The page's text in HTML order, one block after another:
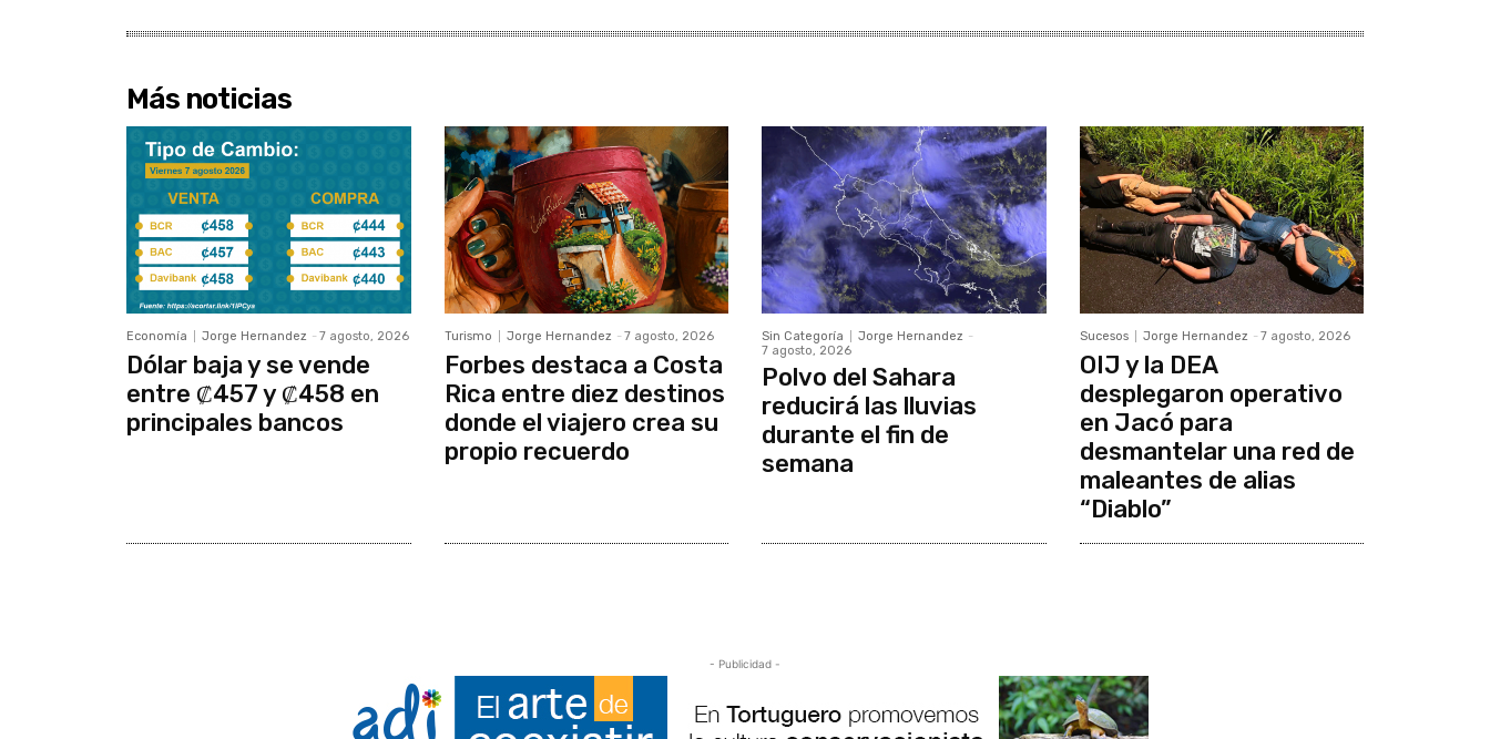
Más noticias
Economía Jorge Hernandez - 7 agosto, 2026
Dólar baja y se vende
entre ₡457 y ₡458 en
principales bancos
Turismo Jorge Hernandez - 7 agosto, 2026
Forbes destaca a Costa
Rica entre diez destinos
donde el viajero crea su
propio recuerdo
Sin Categoría Jorge Hernandez -
7 agosto, 2026
Polvo del Sahara
reducirá las lluvias
durante el fin de
semana
Sucesos Jorge Hernandez - 7 agosto, 2026
OIJ y la DEA
desplegaron operativo
en Jacó para
desmantelar una red de
maleantes de alias
“Diablo”
- Publicidad -